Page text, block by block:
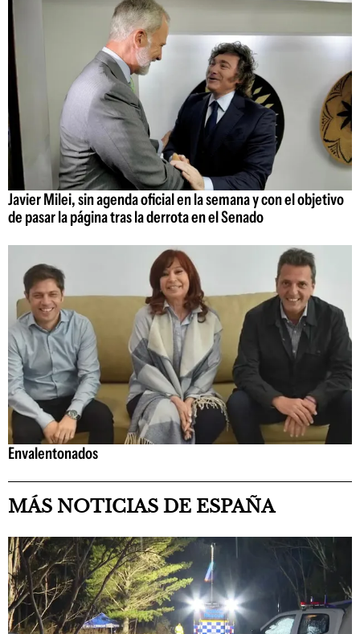
Javier Milei, sin agenda oficial en la semana y con el objetivo
de pasar la página tras la derrota en el Senado
Envalentonados
MÁS NOTICIAS DE ESPAÑA